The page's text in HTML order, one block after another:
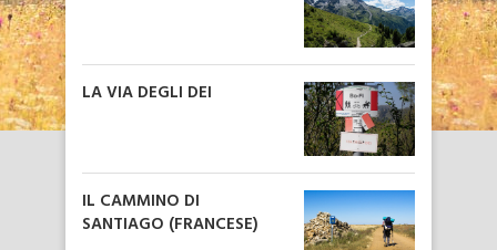
LA VIA DEGLI DEI
IL CAMMINO DI
SANTIAGO (FRANCESE)